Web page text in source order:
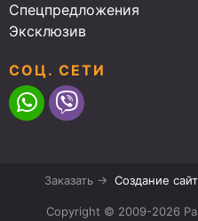
Спецпредложения
Эксклюзив
СОЦ. СЕТИ
Заказать → Создание
Copyright © 2009-2026